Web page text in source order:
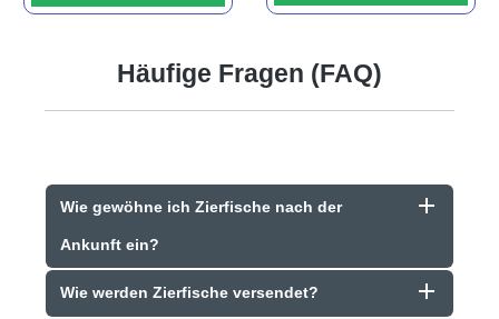
Häufige Fragen (FAQ)
Wie gewöhne ich Zierfische nach der
Ankunft ein?
Wie werden Zierfische versendet?